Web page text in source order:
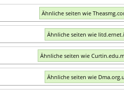
Ähnliche seiten wie
Ähnliche seiten wie
Ähnliche seiten wie
Ähnliche seiten wie